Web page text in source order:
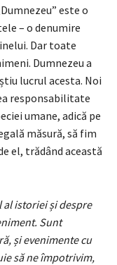
este o
– o denumire
Dar toate
Dumnezeu a
lucrul acesta. Noi
responsabilitate
umane, adică pe
măsură, să fim
el, trădând această
istoriei și despre
Sunt
și evenimente cu
să ne împotrivim,